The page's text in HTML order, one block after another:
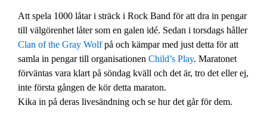
Att spela 1000 låtar i sträck i Rock Band för att dra in pengar
till välgörenhet låter som en galen idé. Sedan i torsdags håller
Clan of the Gray Wolfpå och kämpar med just detta för att
samla in pengar till organisationen Child’s Play. Maratonet
förväntas vara klart på söndag kväll och det är, tro det eller ej,
inte första gången de kör detta maraton.
Kika in på deras livesändning och se hur det går för dem.